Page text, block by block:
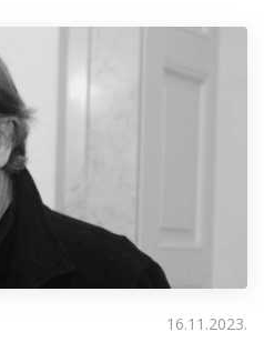
16.11.2023.